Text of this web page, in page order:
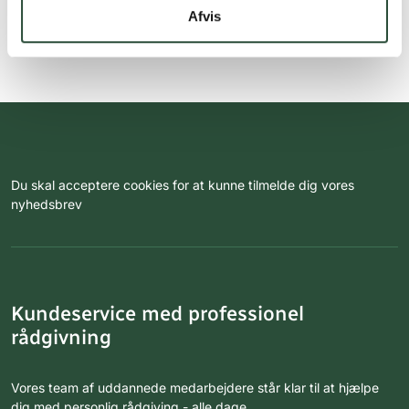
Afvis
Du skal acceptere cookies for at kunne tilmelde dig vores
nyhedsbrev
Kundeservice med professionel
rådgivning
Vores team af uddannede medarbejdere står klar til at hjælpe